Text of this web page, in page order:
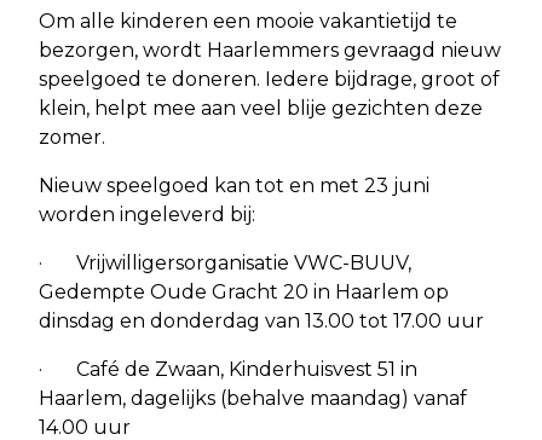
Om alle kinderen een mooie vakantietijd te
bezorgen, wordt Haarlemmers gevraagd nieuw
speelgoed te doneren. Iedere bijdrage, groot of
klein, helpt mee aan veel blije gezichten deze
zomer.
Nieuw speelgoed kan tot en met 23 juni
worden ingeleverd bij:
· Vrijwilligersorganisatie VWC-BUUV,
Gedempte Oude Gracht 20 in Haarlem op
dinsdag en donderdag van 13.00 tot 17.00 uur
· Café de Zwaan, Kinderhuisvest 51 in
Haarlem, dagelijks (behalve maandag) vanaf
14.00 uur